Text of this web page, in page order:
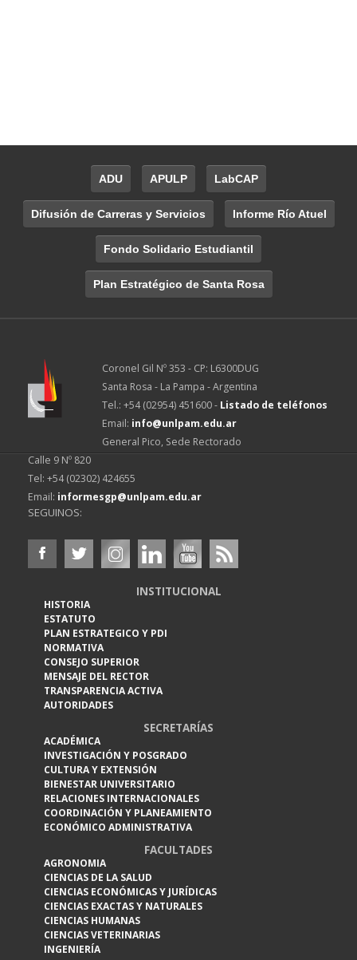
ADU APULP LabCAP
Difusión de Carreras y Servicios Informe Río Atuel
Fondo Solidario Estudiantil
Plan Estratégico de Santa Rosa
Coronel Gil Nº 353 - CP: L6300DUG
Santa Rosa - La Pampa - Argentina
Tel.: +54 (02954) 451600 - Listado de teléfonos
Email: info@unlpam.edu.ar
General Pico, Sede Rectorado
Calle 9 Nº 820
Tel: +54 (02302) 424655
Email: informesgp@unlpam.edu.ar
SEGUINOS:
INSTITUCIONAL
HISTORIA
ESTATUTO
PLAN ESTRATEGICO Y PDI
NORMATIVA
CONSEJO SUPERIOR
MENSAJE DEL RECTOR
TRANSPARENCIA ACTIVA
AUTORIDADES
SECRETARÍAS
ACADÉMICA
INVESTIGACIÓN Y POSGRADO
CULTURA Y EXTENSIÓN
BIENESTAR UNIVERSITARIO
RELACIONES INTERNACIONALES
COORDINACIÓN Y PLANEAMIENTO
ECONÓMICO ADMINISTRATIVA
FACULTADES
AGRONOMIA
CIENCIAS DE LA SALUD
CIENCIAS ECONÓMICAS Y JURÍDICAS
CIENCIAS EXACTAS Y NATURALES
CIENCIAS HUMANAS
CIENCIAS VETERINARIAS
INGENIERÍA